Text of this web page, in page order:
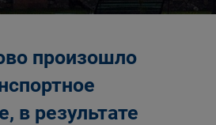
произошло
в результате